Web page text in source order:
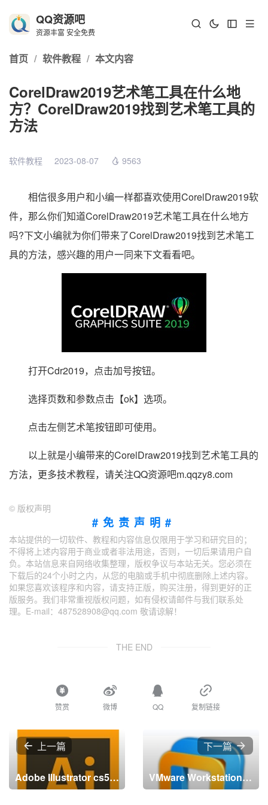
QQ资源吧
资源丰富 安全免费
首页 / 软件教程 / 本文内容
CorelDraw2019艺术笔工具在什么地
方？CorelDraw2019找到艺术笔工具的
方法
软件教程 2023-08-07 9563
相信很多用户和小编一样都喜欢使用CorelDraw2019软
件，那么你们知道CorelDraw2019艺术笔工具在什么地方
吗?下文小编就为你们带来了CorelDraw2019找到艺术笔工
具的方法，感兴趣的用户一同来下文看看吧。
打开Cdr2019，点击加号按钮。
选择页数和参数点击【ok】选项。
点击左侧艺术笔按钮即可使用。
以上就是小编带来的CorelDraw2019找到艺术笔工具的
方法，更多技术教程，请关注QQ资源吧m.qqzy8.com
© 版权声明
#免责声明#
本站提供的一切软件、教程和内容信息仅限用于学习和研究目的；
不得将上述内容用于商业或者非法用途，否则，一切后果请用户自
负。本站信息来自网络收集整理，版权争议与本站无关。您必须在
下载后的24个小时之内，从您的电脑或手机中彻底删除上述内容。
如果您喜欢该程序和内容，请支持正版，购买注册，得到更好的正
版服务。我们非常重视版权问题，如有侵权请邮件与我们联系处
理。E-mail：487528908@qq.com 敬请谅解！
THE END
赞赏 微博 QQ 复制链接
上一篇
Adobe Illustrator cs5如何使用剪切路径和剪刀工具？Adobe Illustrator cs5使用剪切路径和剪刀工具的方法
下一篇
VMware Workstation怎么加密虚拟机？VMware Workstation加密虚拟机的方法